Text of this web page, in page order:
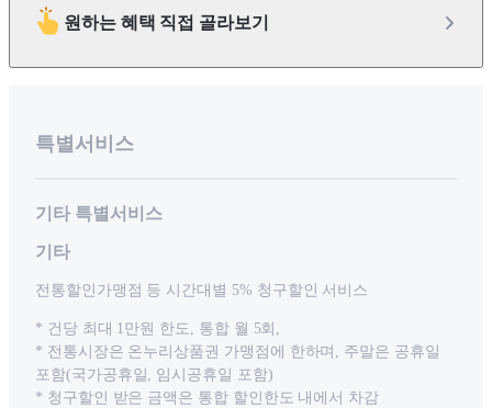
원하는 혜택 직접 골라보기
특별서비스
기타 특별서비스
기타
전통할인가맹점 등 시간대별 5% 청구할인 서비스
* 건당 최대 1만원 한도, 통합 월 5회,
* 전통시장은 온누리상품권 가맹점에 한하며, 주말은 공휴일
포함(국가공휴일, 임시공휴일 포함)
* 청구할인 받은 금액은 통합 할인한도 내에서 차감